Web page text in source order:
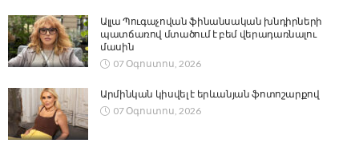
Ալլա Պուգաչովան ֆինանսական խնդիրների
պատճառով մտածում է բեմ վերադառնալու
մասին
07 Օգոստոս, 2026
Արմինկան կիսվել է երևանյան ֆոտոշարքով
07 Օգոստոս, 2026